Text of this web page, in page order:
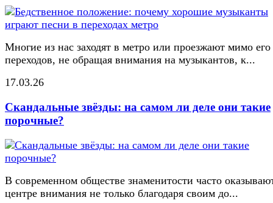
Многие из нас заходят в метро или проезжают мимо его
переходов, не обращая внимания на музыкантов, к...
17.03.26
Скандальные звёзды: на самом ли деле они такие
порочные?
В современном обществе знаменитости часто
центре внимания не только благодаря своим до...